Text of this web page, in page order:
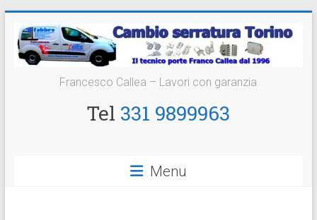
contenuto
Cambio
Serratura
Francesco Callea – Lavori con garanzia
Tel 331 9899963
Menu